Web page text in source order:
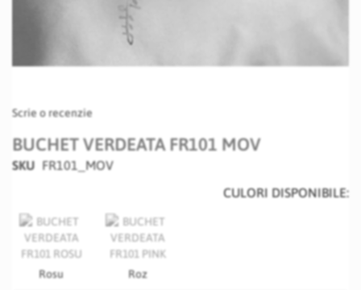
to
beginning
of
gallery
Scrie o recenzie
BUCHET VERDEATA FR101 MOV
SKU FR101_MOV
CULORI DISPONIBILE:
Rosu Roz